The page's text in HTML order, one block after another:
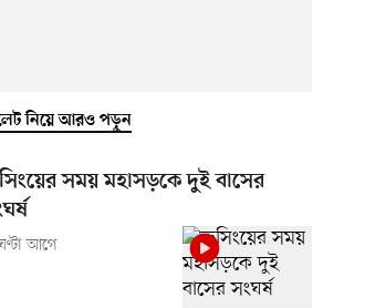
নিয়ে আরও পড়ুন
সময় মহাসড়কে দুই বাসের
আগে